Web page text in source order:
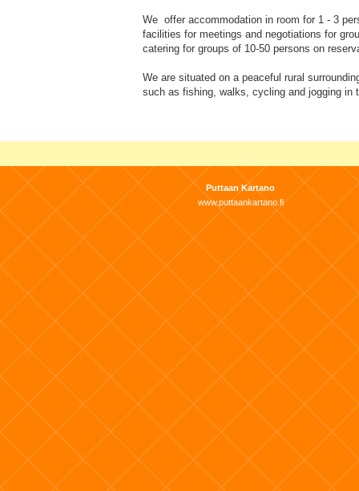
We offer accommodation in room for 1 - 3
facilities for meetings and negotiations for
catering for groups of 10-50 persons on
We are situated on a peaceful rural
such as fishing, walks, cycling and jogging in
Puttaan Kartano
www.puttaankartano.fi